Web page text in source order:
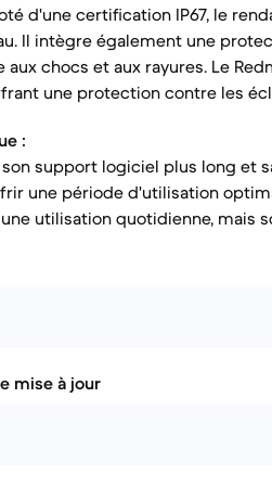
d'une certification IP67, le
Il intègre également une
chocs et aux rayures. Le
une protection contre les
:
son support logiciel plus long et
une période d'utilisation
utilisation quotidienne, mais
mise à jour